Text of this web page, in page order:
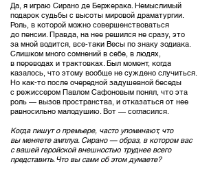
Да, я играю Сирано де Бержерака. Немыслимый
подарок судьбы с высоты мировой драматургии.
Роль, в которой можно совершенствоваться
до пенсии. Правда, на нее решился не сразу, это
за мной водится, все-таки Весы по знаку зодиака.
Слишком много сомнений в себе, в людях,
в переводах и трактовках. Был момент, когда
казалось, что этому вообще не суждено случиться.
Но как-то после очередной задушевной беседы
с режиссером Павлом Сафоновым понял, что эта
роль — вызов пространства, и отказаться от нее
равносильно малодушию. Вот — согласился.
Когда пишут о премьере, часто упоминают, что
вы меняете амплуа. Сирано — образ, в котором вас
с вашей геройской внешностью труднее всего
представить. Что вы сами об этом думаете?